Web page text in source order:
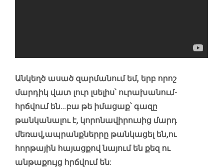
Անկեղծ ասած զարմանում եմ, երբ որոշ
մարդիկ վատ լուր լսելիս՝ ուրախանում-
հրճվում են…բա թե իմացաք՝ գազը
թանկանալու է, կորոնավիրուսից մարդ
մեռավ,ապրանքներրը թանկացել են,ու
հորթային հայացքով նայում են քեզ ու
անթաքույց հրճվում են: